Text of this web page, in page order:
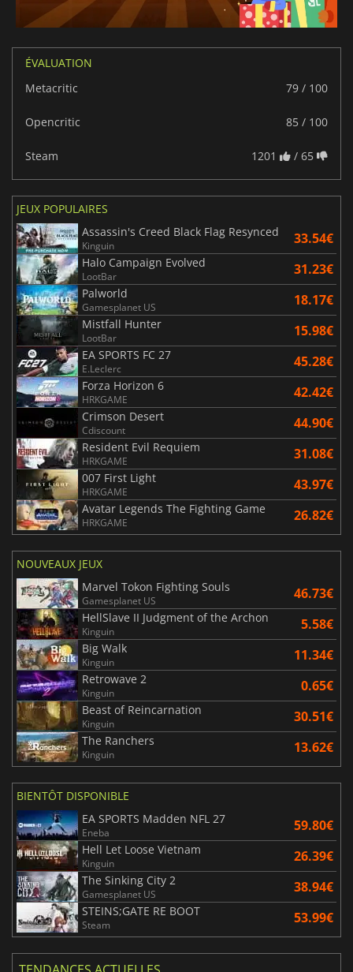
ÉVALUATION
Metacritic
79 / 100
Opencritic 85 / 100
Steam 1201 / 65
JEUX POPULAIRES
Assassin's Creed Black Flag Resynced
Kinguin 33.54€
Halo Campaign Evolved
LootBar 31.23€
Palworld
Gamesplanet US 18.17€
Mistfall Hunter
LootBar 15.98€
EA SPORTS FC 27
E.Leclerc 45.28€
Forza Horizon 6
HRKGAME 42.42€
Crimson Desert
Cdiscount 44.90€
Resident Evil Requiem
HRKGAME 31.08€
007 First Light
HRKGAME 43.97€
Avatar Legends The Fighting Game
HRKGAME 26.82€
NOUVEAUX JEUX
Marvel Tokon Fighting Souls
Gamesplanet US 46.73€
HellSlave II Judgment of the Archon
Kinguin 5.58€
Big Walk
Kinguin 11.34€
Retrowave 2
Kinguin 0.65€
Beast of Reincarnation
Kinguin 30.51€
The Ranchers
Kinguin 13.62€
BIENTÔT DISPONIBLE
EA SPORTS Madden NFL 27
Eneba 59.80€
Hell Let Loose Vietnam
Kinguin 26.39€
The Sinking City 2
Gamesplanet US 38.94€
STEINS;GATE RE BOOT
Steam 53.99€